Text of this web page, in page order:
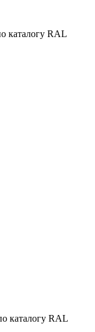
каталогу RAL
каталогу RAL